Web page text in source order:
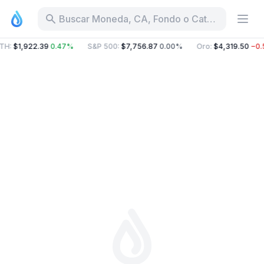
Buscar Moneda, CA, Fondo o Categoría
: $1,922.39 0.47% S&P 500: $7,756.87 0.00% Oro: $4,319.50